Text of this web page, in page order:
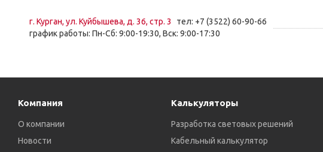
г. Курган, ул. Куйбышева, д. 36, стр. 3
тел: +7 (3522) 60-90-66
график работы: Пн-Сб: 9:00-19:30, Вск: 9:00-17:30
Компания
О компании
Новости
Калькуляторы
Разработка световых решений
Кабельный калькулятор